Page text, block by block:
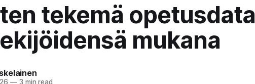
tekemä opetusdata
mukana
—3 min read